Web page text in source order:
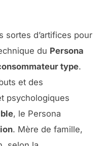
sortes d’artifices pour
du Persona
type.
et des
psychologiques
, le Persona
. Mère de famille,